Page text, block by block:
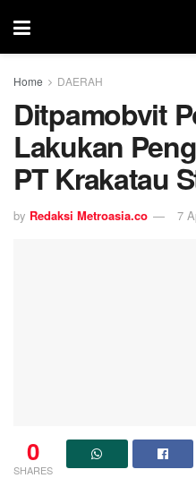
Home DAERAH
Ditpamobvit
Lakukan
PT Krakatau
by Redaksi Metroasia.co 7
0
SHARES